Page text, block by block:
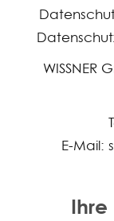
WISSNER
E-Mail:
Ihre